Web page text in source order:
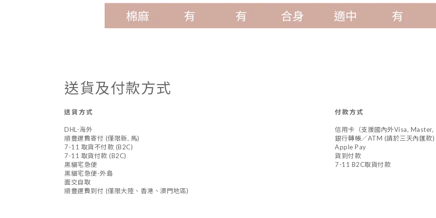
送貨及付款方式
送貨方式
DHL-海外
順豐運費寄付 (僅限新, 馬)
7-11 取貨不付款 (B2C)
7-11 取貨付款 (B2C)
黑貓宅急便
黑貓宅急便-外島
面交自取
順豐運費到付 (僅限大陸、香港、澳門地區)
付款方式
信用卡（支援國內外Visa, Master,
銀行轉帳／ATM (請於三天內匯款)
Apple Pay
貨到付款
7-11 B2C取貨付款